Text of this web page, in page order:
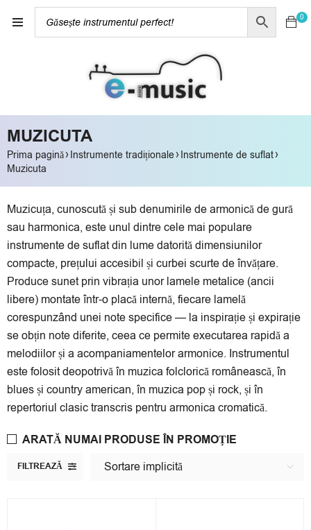
0
MUZICUTA
Prima pagină› Instrumente tradiționale› Instrumente de suflat›
Muzicuta
Muzicuța, cunoscută și sub denumirile de armonică de gură
sau harmonica, este unul dintre cele mai populare
instrumente de suflat din lume datorită dimensiunilor
compacte, prețului accesibil și curbei scurte de învățare.
Produce sunet prin vibrația unor lamele metalice (ancii
libere) montate într-o placă internă, fiecare lamelă
corespunzând unei note specifice — la inspirație și expirație
se obțin note diferite, ceea ce permite executarea rapidă a
melodiilor și a acompaniamentelor armonice. Instrumentul
este folosit deopotrivă în muzica folclorică românească, în
blues și country american, în muzica pop și rock, și în
repertoriul clasic transcris pentru armonica cromatică.
FILTREAZĂ Sortare implicită
ARATĂ NUMAI PRODUSE ÎN PROMOȚIE